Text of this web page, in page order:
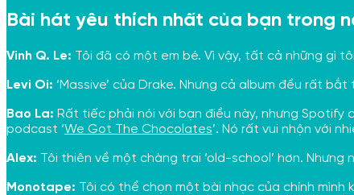
Bài hát yêu thích nhất của bạn trong
Vinh Q. Le: Tôi đã có một em bé. Vì vậy, tất cả những gì
Levi Oi: ‘Massive’ của Drake. Nhưng cả album đều rất
Bao La: Rất tiếc phải nói với bạn điều này, nhưng
podcast ‘We Got The Chocolates’. Nó rất vui nhộn với
Alex: Tôi thiên về một chàng trai ‘old-school’ hơn.
Monotape: Tôi có thể chọn một bài nhạc của chính mình